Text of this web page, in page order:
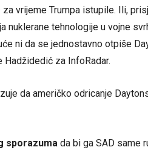
vrijeme Trumpa istupile. Ili,
nuklerane tehnologije u vojne
ni da se jednostavno otpiše
Hadžidedić za InfoRadar.
da američko odricanje
sporazuma da bi ga SAD same